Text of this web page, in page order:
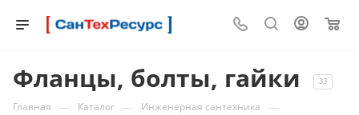
Фланцы, болты, гайки 33
Главная — Каталог — Инженерная сантехника —